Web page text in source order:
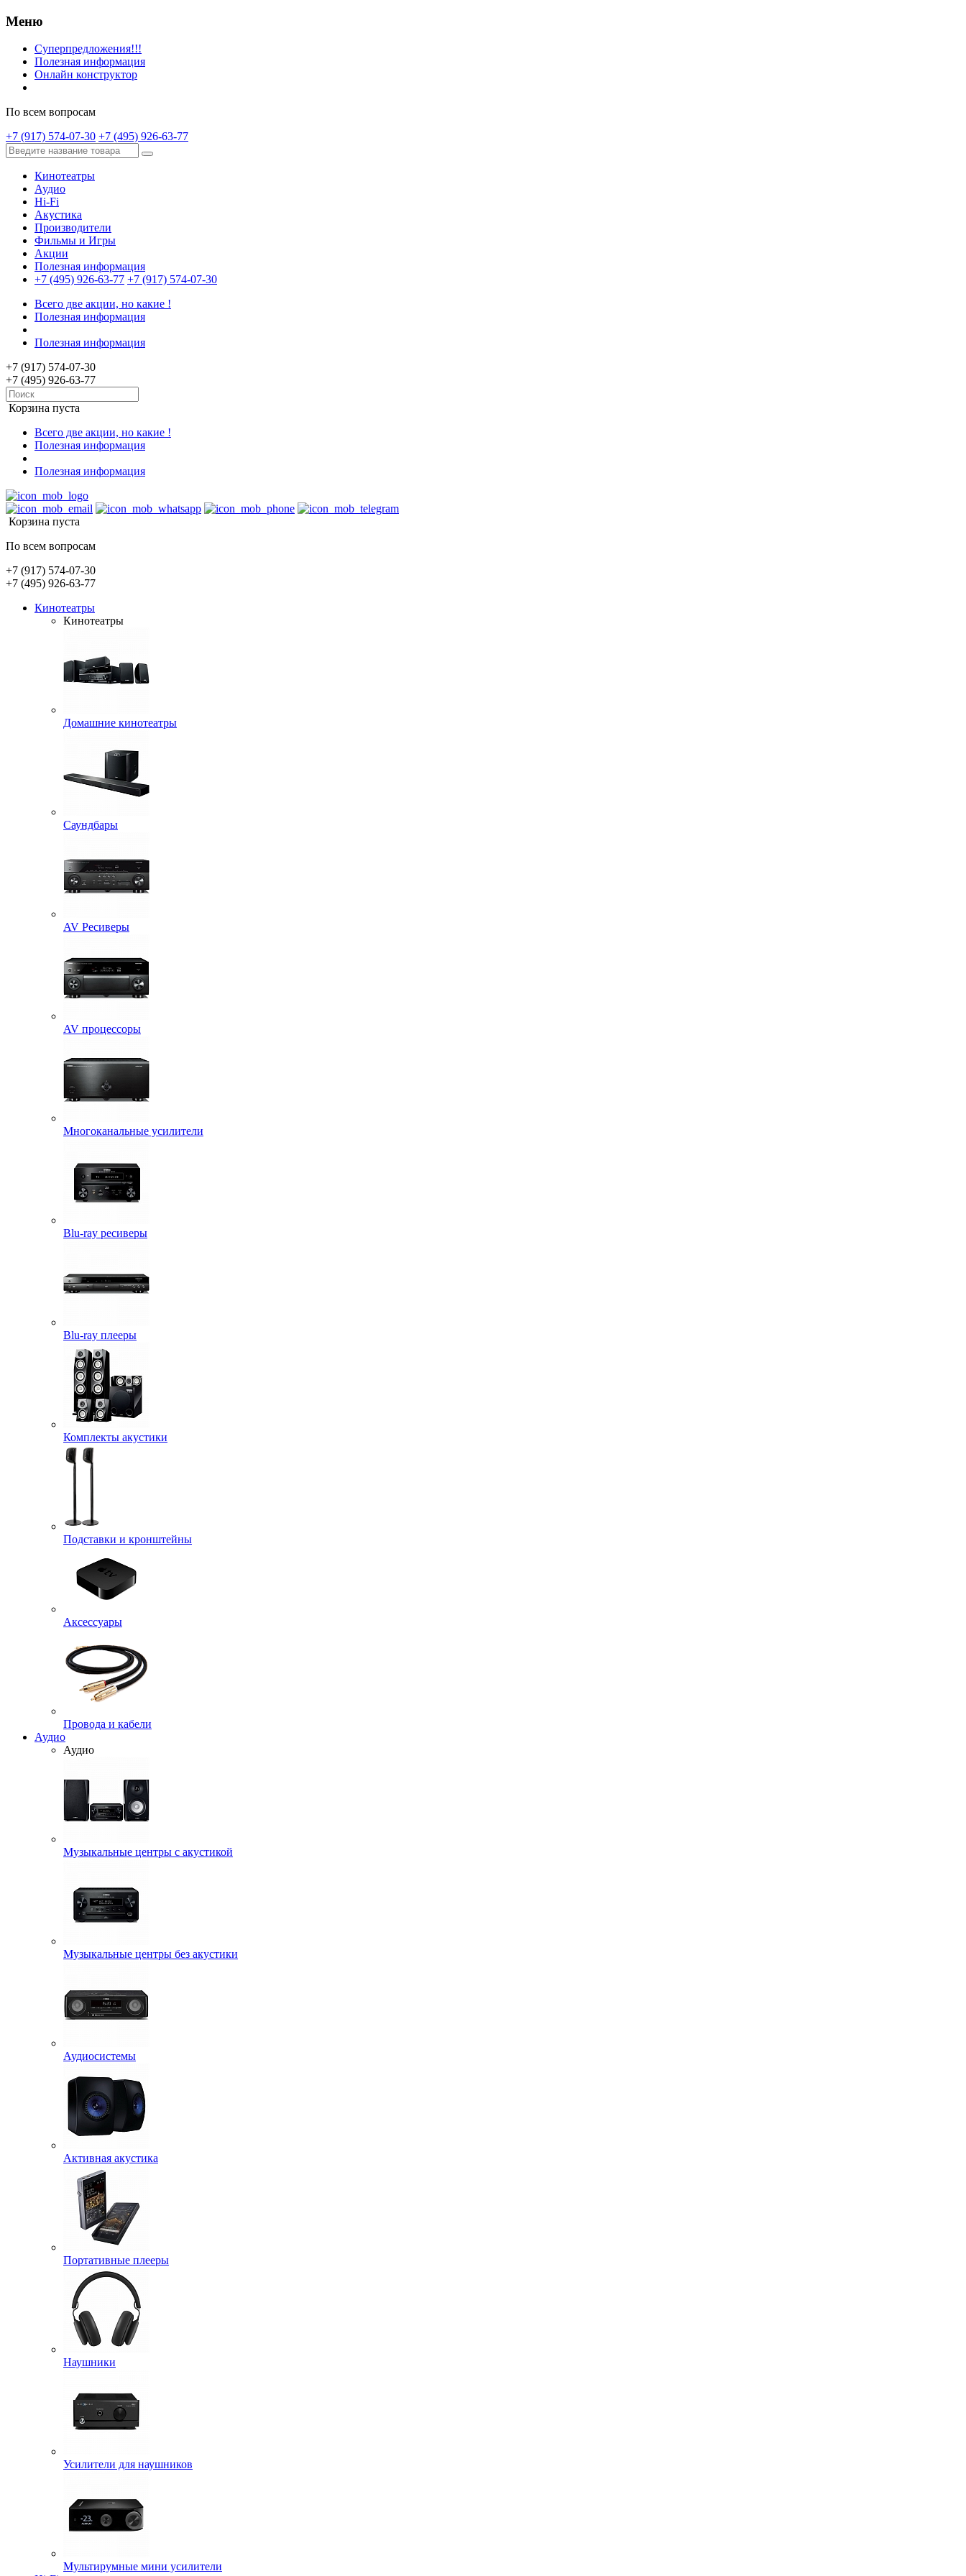
Меню
Суперпредложения!!!
Полезная информация
Онлайн конструктор
По всем вопросам
+7 (917) 574-07-30 +7 (495) 926-63-77
Кинотеатры
Аудио
Hi-Fi
Акустика
Производители
Фильмы и Игры
Акции
Полезная информация
+7 (495) 926-63-77 +7 (917) 574-07-30
Всего две акции, но какие !
Полезная информация
Полезная информация
+7 (917) 574-07-30
+7 (495) 926-63-77
Корзина пуста
Всего две акции, но какие !
Полезная информация
Полезная информация
Корзина пуста
По всем вопросам
+7 (917) 574-07-30
+7 (495) 926-63-77
Кинотеатры
Кинотеатры
Домашние кинотеатры
Саундбары
AV Ресиверы
AV процессоры
Многоканальные усилители
Blu-ray ресиверы
Blu-ray плееры
Комплекты акустики
Подставки и кронштейны
Аксессуары
Провода и кабели
Аудио
Аудио
Музыкальные центры с акустикой
Музыкальные центры без акустики
Аудиосистемы
Активная акустика
Портативные плееры
Наушники
Усилители для наушников
Мультирумные мини усилители